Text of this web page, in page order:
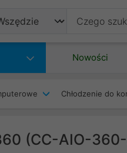
Nowości
Chłodzenie do
(CC-AIO-